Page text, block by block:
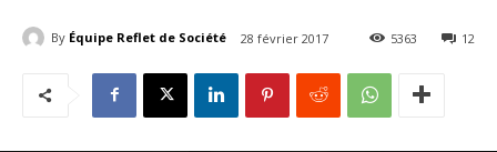
By Équipe Reflet de Société 28 février 2017 12
5363